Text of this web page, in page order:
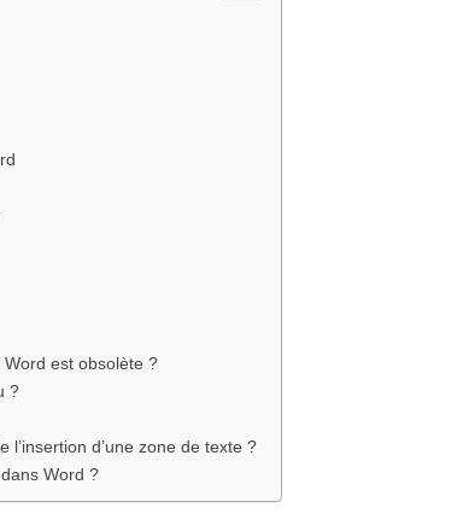
est obsolète ?
?
d’une zone de texte ?
Word ?